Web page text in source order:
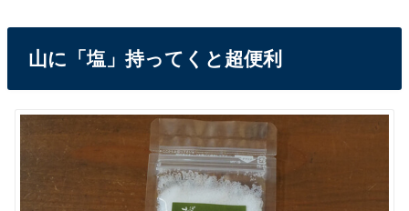
山に「塩」持ってくと超便利